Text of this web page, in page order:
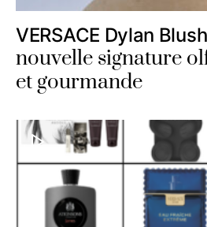
VERSACE Dylan
nouvelle signature
et gourmande